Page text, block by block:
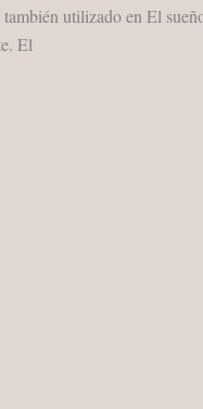
también utilizado en El
El